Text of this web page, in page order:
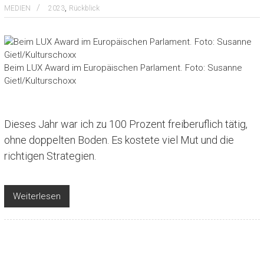
MEDIEN 2023, Rückblick
Beim LUX Award im Europäischen Parlament. Foto: Susanne
Gietl/Kulturschoxx
Dieses Jahr war ich zu 100 Prozent freiberuflich tätig,
ohne doppelten Boden. Es kostete viel Mut und die
richtigen Strategien.
Weiterlesen